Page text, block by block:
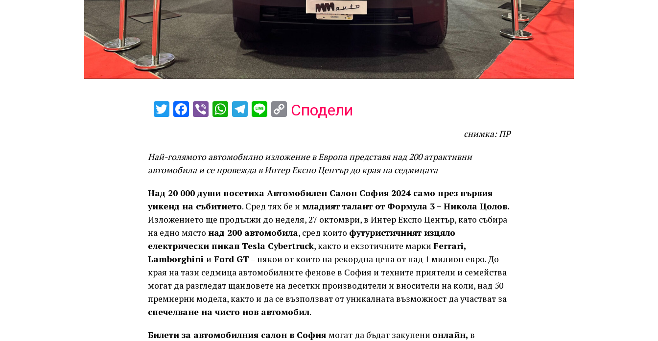
Twitter
Facebook
ViberWhatsApp
Telegram
LineCopy
Сподели
снимка: ПР
Най-голямото автомобилно изложение в Европа представя над 200 атрактивни
автомобила и се провежда в Интер Експо Център до края на седмицата
Над 20 000 души посетиха Автомобилен Салон София 2024 само през първия
уикенд на събитието. Сред тях бе и младият талант от Формула 3 – Никола Цолов.
Изложението ще продължи до неделя, 27 октомври, в Интер Експо Център, като събира
на едно място над 200 автомобила, сред които футуристичният изцяло
електрически пикап Tesla Cybertruck, както и екзотичните марки Ferrari,
Lamborghini и Ford GT – някои от които на рекордна цена от над 1 милион евро. До
края на тази седмица автомобилните фенове в София и техните приятели и семейства
могат да разгледат щандовете на десетки производители и вносители на коли, над 50
премиерни модела, както и да се възползват от уникалната възможност да участват за
спечелване на чисто нов автомобил.
Билети за автомобилния салон в София могат да бъдат закупени онлайн, в